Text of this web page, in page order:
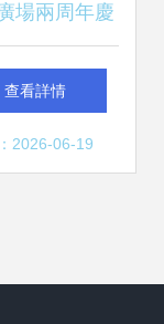
場兩周年慶
明誠信商戶
會圓滿落幕
查看詳情
2026-06-19